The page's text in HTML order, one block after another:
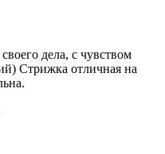
дела, с чувством
Стрижка отличная на